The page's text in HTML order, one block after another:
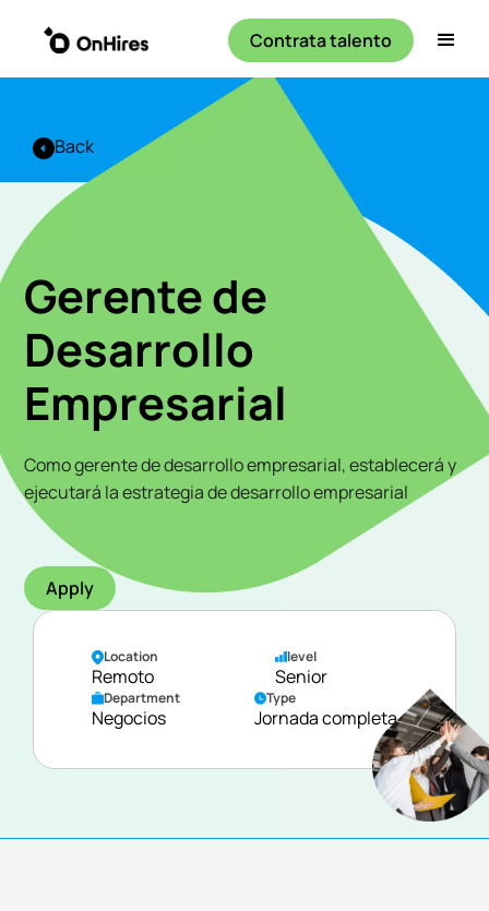
Contrata talento
Back
Gerente de
Desarrollo
Empresarial
Como gerente de desarrollo empresarial, establecerá y
ejecutará la estrategia de desarrollo empresarial
Apply
Location
Remoto
level
Senior
Department
Negocios
Type
Jornada completa